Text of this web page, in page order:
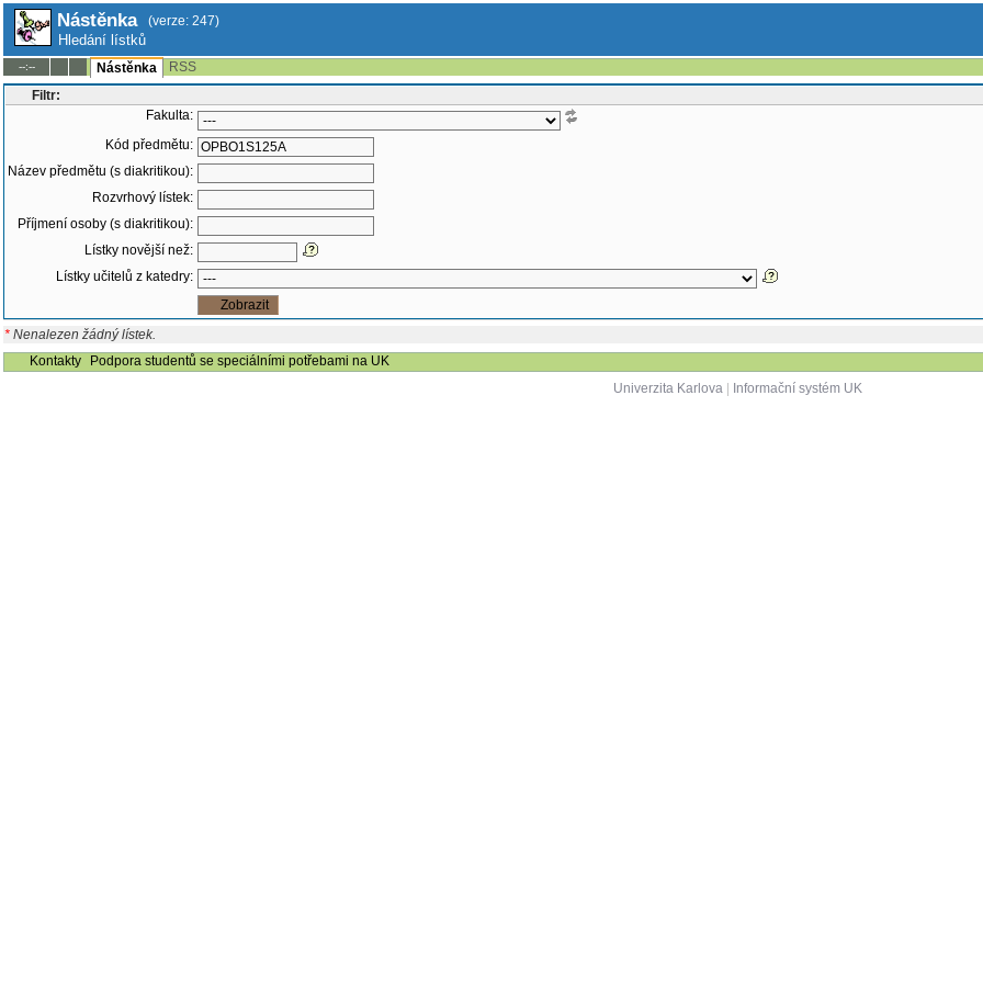
Nástěnka (verze: 247)
Hledání lístků
--:-- Nástěnka
RSS
Filtr:
Fakulta:
Kód předmětu:
Název předmětu (s diakritikou):
Rozvrhový lístek:
Příjmení osoby (s diakritikou):
Lístky novější než:
Lístky učitelů z katedry:
* Nenalezen žádný lístek.
Kontakty
Podpora studentů se speciálními potřebami na UK
Univerzita Karlova| Informační systém UK